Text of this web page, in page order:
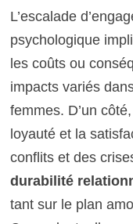
L’escalade
psychologique
les coûts ou
impacts variés
femmes. D’un
loyauté et la
conflits et des
durabilité
tant sur le plan